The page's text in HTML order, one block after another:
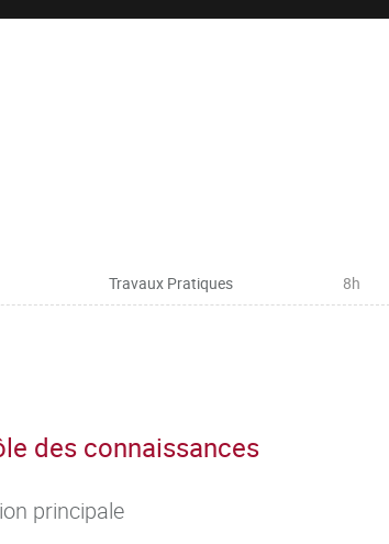
Travaux Pratiques 8h
des connaissances
principale